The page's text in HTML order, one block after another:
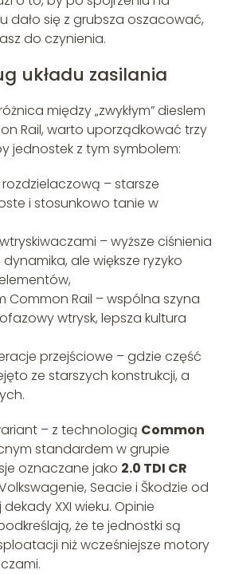
dało się z grubsza oszacować,
do czynienia.
układu zasilania
między „zwykłym” dieslem
Rail, warto uporządkować trzy
jednostek z tym symbolem:
– starsze
i stosunkowo tanie w
– wyższe ciśnienia
ale większe ryzyko
Common Rail – wspólna szyna
wtrysk, lepsza kultura
przejściowe – gdzie część
ze starszych konstrukcji, a
– z technologią Common
standardem w grupie
oznaczane jako 2.0 TDI CR
Seacie i Škodzie od
XXI wieku. Opinie
że te jednostki są
niż wcześniejsze motory